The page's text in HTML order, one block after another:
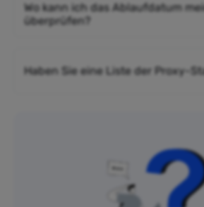
Wo kann ich das Ablaufdatum
überprüfen?
Haben Sie eine Liste der Proxy-